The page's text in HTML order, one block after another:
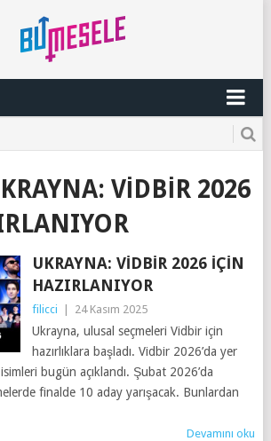
VIDBIR 2026
UKRAYNA: VIDBIR 2026 IÇIN
HAZIRLANIYOR
filicci 24 Kasım 2025
Ukrayna, ulusal seçmeleri Vidbir için
hazırlıklara başladı. Vidbir 2026’da yer
bugün açıklandı. Şubat 2026’da
finalde 10 aday yarışacak. Bunlardan
Devamını oku